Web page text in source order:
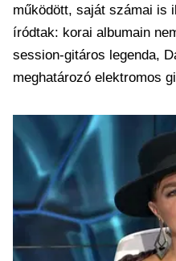
működött, saját számai is
íródtak: korai albumain
session-gitáros legenda,
meghatározó elektromos